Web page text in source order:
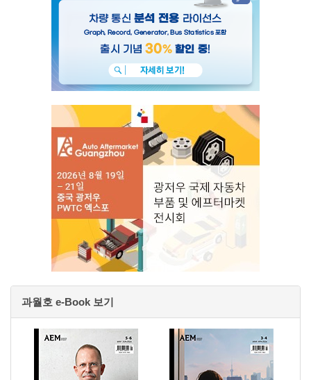
과월호 e-Book 보기